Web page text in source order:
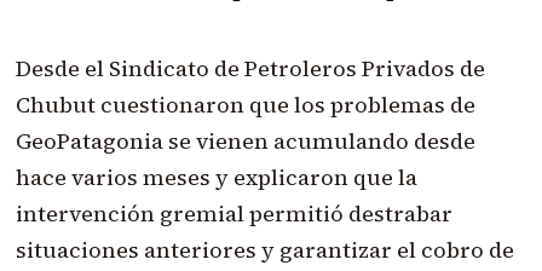
Desde el Sindicato de Petroleros Privados de
Chubut cuestionaron que los problemas de
GeoPatagonia se vienen acumulando desde
hace varios meses y explicaron que la
intervención gremial permitió destrabar
situaciones anteriores y garantizar el cobro de